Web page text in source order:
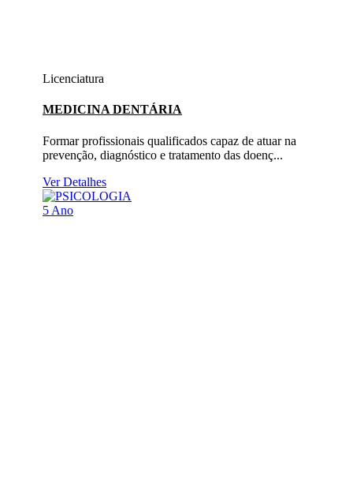
Licenciatura
MEDICINA DENTÁRIA
Formar profissionais qualificados capaz de atuar na
prevenção, diagnóstico e tratamento das doenç...
Ver Detalhes
5 Ano